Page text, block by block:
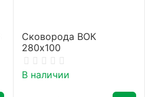
Сковорода ВОК
280х100
В наличии